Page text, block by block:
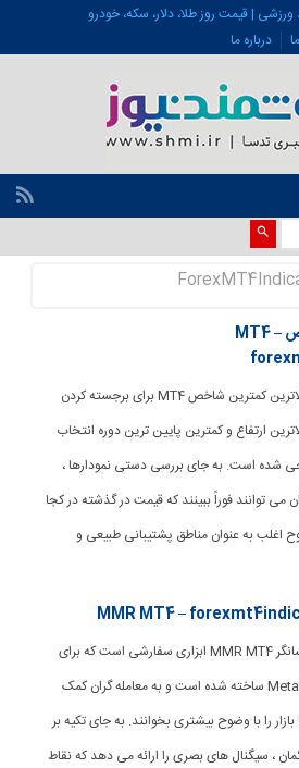
ورزشی | قیمت روز طلا، دلار، سکه، خودرو
درباره ما
بالاترین کمترین شاخص MT4 –
[ad_1] بالاترین کمترین شاخص MT4 برای برجسته کردن
ارتفاع و کمترین پایین ترین دوره انتخاب
شده است. به جای بررسی دستی نمودارها ،
می توانند فوراً ببینند که قیمت در گذشته در کجا
به عنوان مناطق پشتیبانی طبیعی و
[ad_1] نشانگر MMR MT4 ابزاری سفارشی است که برای
Metatrader 4 ساخته شده است و به معامله گران کمک
را با وضوح بیشتری بخوانند. به جای تکیه بر
، سیگنال های بصری را ارائه می دهد که نقاط